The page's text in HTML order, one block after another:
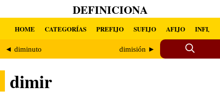
DEFINICIONA
HOME CATEGORÍAS PREFIJO SUFIJO AFIJO INFIJO
◄ diminuto dimisión ►
dimir